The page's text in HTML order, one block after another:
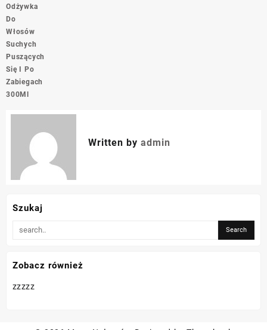
Odżywka
Do
Włosów
Suchych
Puszących
Się I Po
Zabiegach
300Ml
Written by admin
Szukaj
Zobacz również
zzzzz